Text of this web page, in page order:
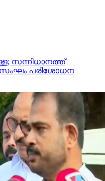
സന്നിധാനത്ത്
പരിശോധന